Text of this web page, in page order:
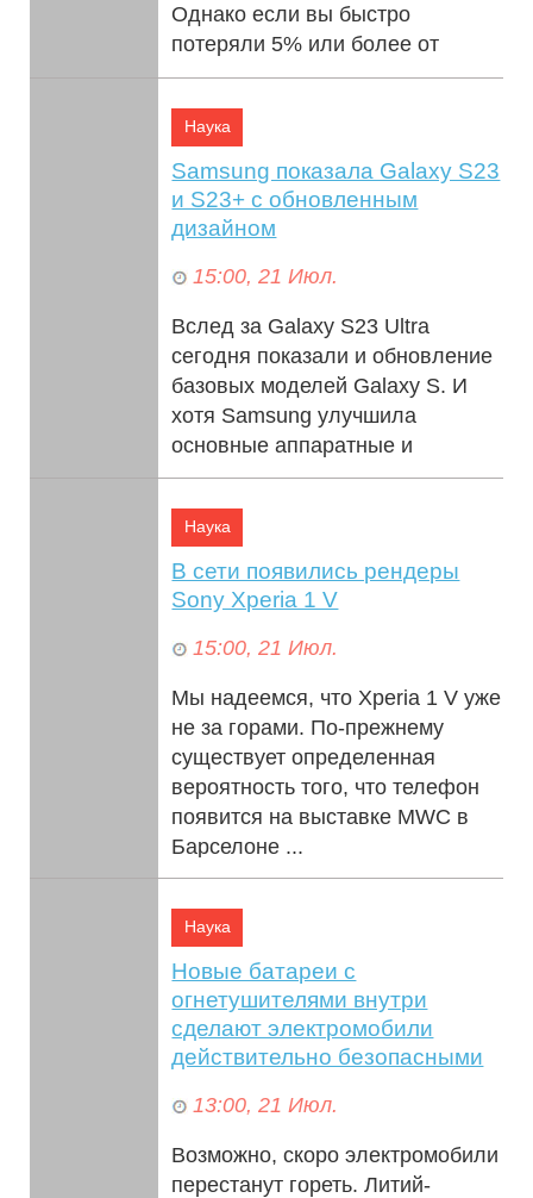
Однако если вы быстро
потеряли 5% или более от
массы тела, то лучше посетить
врача: это может ука...
Наука
Samsung показала Galaxy S23
и S23+ с обновленным
дизайном
15:00, 21 Июл.
Вслед за Galaxy S23 Ultra
сегодня показали и обновление
базовых моделей Galaxy S. И
хотя Samsung улучшила
основные аппаратные и
программные функции, ...
Наука
В сети появились рендеры
Sony Xperia 1 V
15:00, 21 Июл.
Мы надеемся, что Xperia 1 V уже
не за горами. По-прежнему
существует определенная
вероятность того, что телефон
появится на выставке MWC в
Барселоне ...
Наука
Новые батареи с
огнетушителями внутри
сделают электромобили
действительно безопасными
13:00, 21 Июл.
Возможно, скоро электромобили
перестанут гореть. Литий-